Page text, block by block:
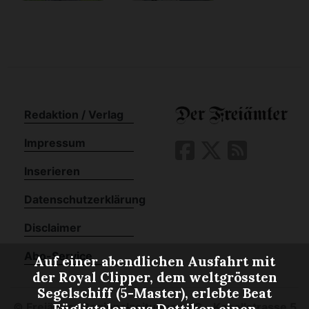
Auf einer abendlichen Ausfahrt mit
der Royal Clipper, dem weltgrössten
Segelschiff (5-Master), erlebte Beat
Redaktion / Verlag
Impressum
Inserieren
Datenschutzerklärung
Disclaimer
Abo-Service